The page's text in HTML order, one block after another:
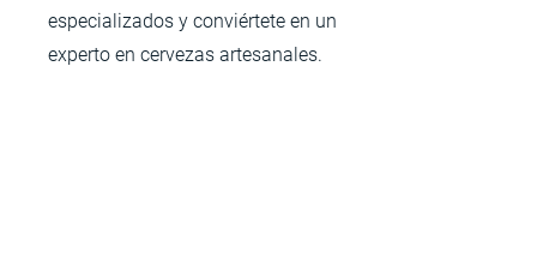
especializados y conviértete en un
experto en cervezas artesanales.